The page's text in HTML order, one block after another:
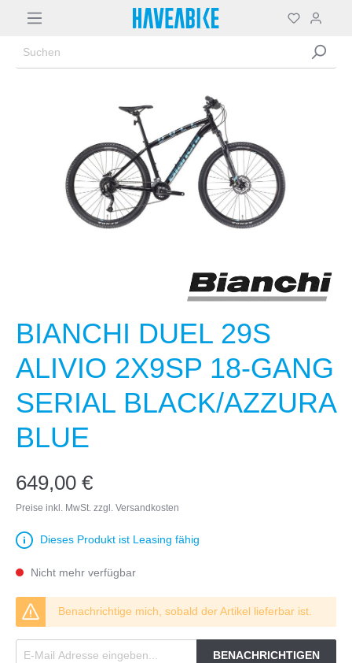
BIANCHI DUEL 29S
ALIVIO 2X9SP 18-GANG
SERIAL BLACK/AZZURA
BLUE
649,00 €
Preise inkl. MwSt. zzgl. Versandkosten
Dieses Produkt ist Leasing fähig
Nicht mehr verfügbar
Benachrichtige mich, sobald der Artikel lieferbar ist.
BENACHRICHTIGEN